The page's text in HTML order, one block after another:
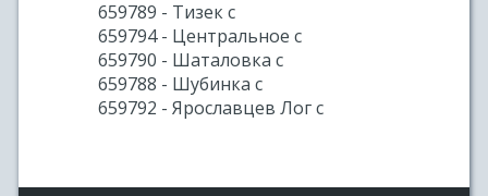
659789 - Тизек с
659794 - Центральное с
659790 - Шаталовка с
659788 - Шубинка с
659792 - Ярославцев Лог с